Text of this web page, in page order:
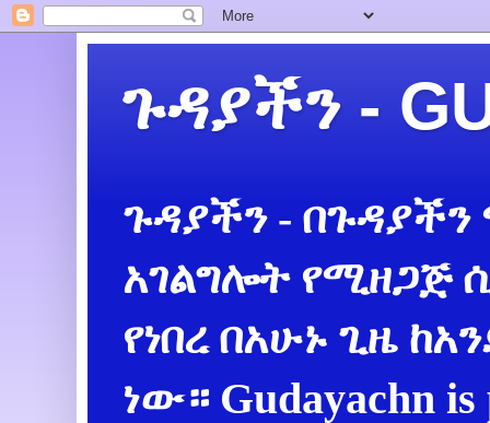
ጉዳያችን -
ጉዳያችን -
አገልግሎት የሚዘጋጅ
የነበረ በአሁኑ ጊዜ
ነው። Gudayachn is